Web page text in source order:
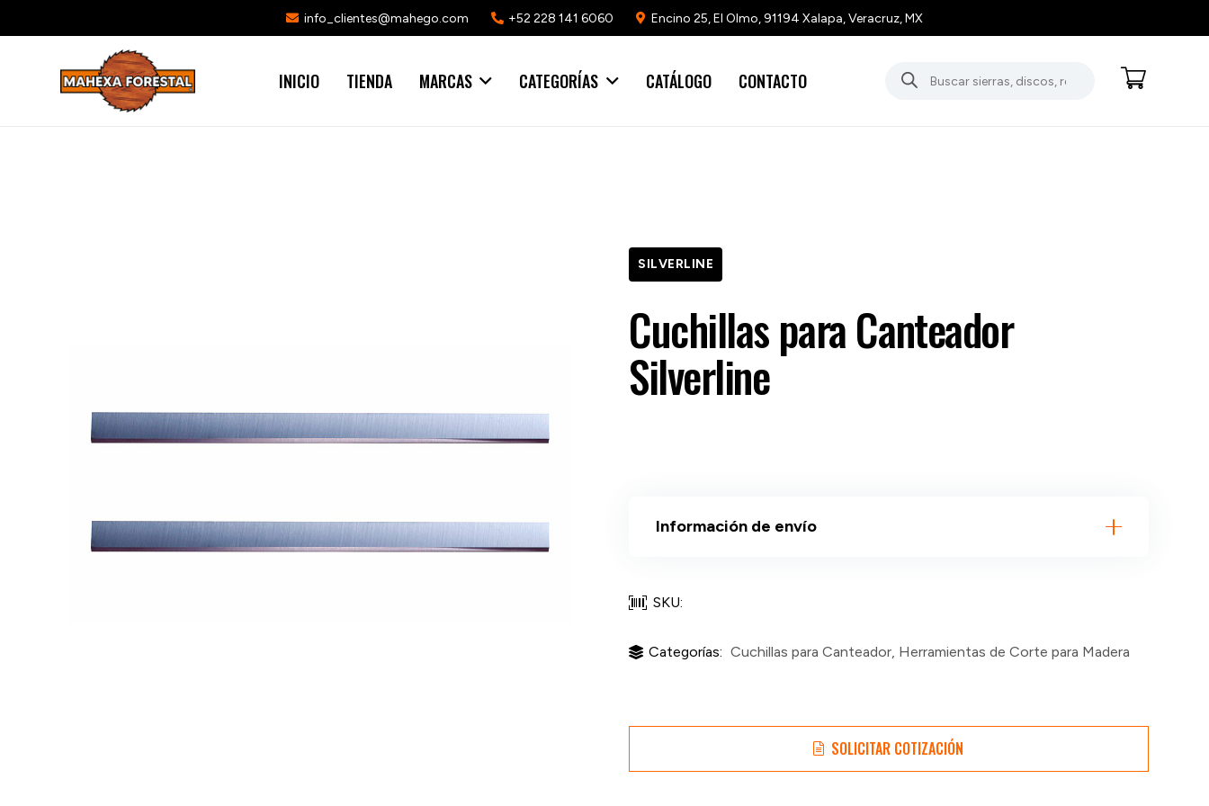
info_clientes@mahego.com +52 228 141 6060 Encino 25, El Olmo, 91194 Xalapa, Veracruz, MX
INICIO TIENDA MARCAS CATEGORÍAS CATÁLOGO CONTACTO
Búsqueda
de
SILVERLINE
Cuchillas para Canteador
Silverline
Información de envío
SKU:
Categorías: Cuchillas para Canteador, Herramientas de Corte para Madera
SOLICITAR COTIZACIÓN